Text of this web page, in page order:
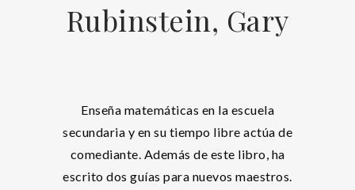
Rubinstein, Gary
Enseña matemáticas en la escuela
secundaria y en su tiempo libre actúa de
comediante. Además de este libro, ha
escrito dos guías para nuevos maestros.